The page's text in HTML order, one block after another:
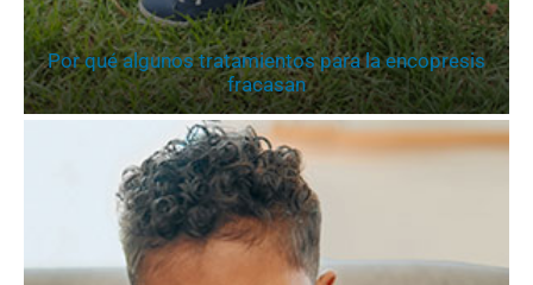
Por qué algunos tratamientos para la encopresis
fracasan